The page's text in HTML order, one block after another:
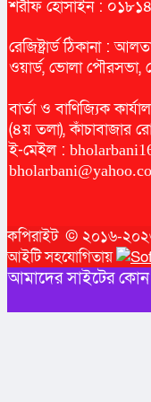
শরীফ হোসাইন :
রেজিষ্ট্রার্ড ঠিকানা :
ওয়ার্ড, ভোলা পৌরসভা,
বার্তা ও বাণিজ্যিক
(৪য় তলা), কাঁচাবাজার
ই-মেইল :
কপিরাইট © ২০১৬-
আইটি সহযোগিতায়
আমাদের সাইটের কোন